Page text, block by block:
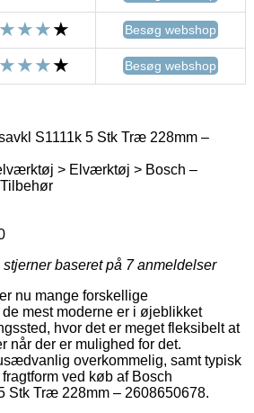
Besøg webshop
Besøg webshop
S1111k 5 Stk Træ 228mm –
> Elværktøj > Bosch –
stjerner baseret på 7anmeldelser
nu mange forskellige
de mest moderne er i øjeblikket
hvor det er meget fleksibelt at
når der er mulighed for det.
overkommelig, samt typisk
ved køb af Bosch
Stk Træ 228mm – 2608650678.